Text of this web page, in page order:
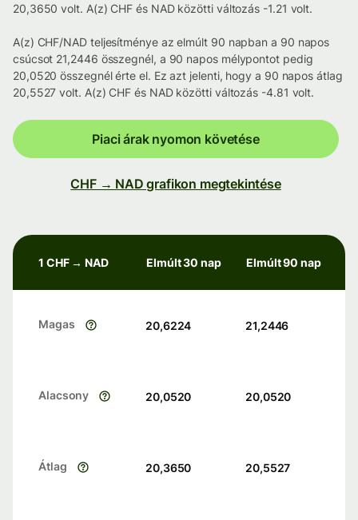
20,3650 volt. A(z) CHF és NAD közötti változás -1.21 volt.
A(z) CHF/NAD teljesítménye az elmúlt 90 napban a 90 napos
csúcsot 21,2446 összegnél, a 90 napos mélypontot pedig
20,0520 összegnél érte el. Ez azt jelenti, hogy a 90 napos átlag
20,5527 volt. A(z) CHF és NAD közötti változás -4.81 volt.
Piaci árak nyomon követése
CHF → NAD grafikon megtekintése
1 CHF → NAD Elmúlt 30 nap Elmúlt 90 nap
Magas 20,6224 21,2446
Alacsony 20,0520 20,0520
Átlag 20,3650 20,5527